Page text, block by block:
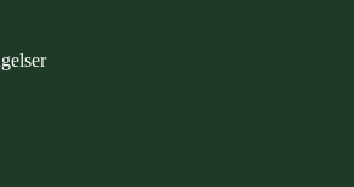
BENBESKYTTELSE